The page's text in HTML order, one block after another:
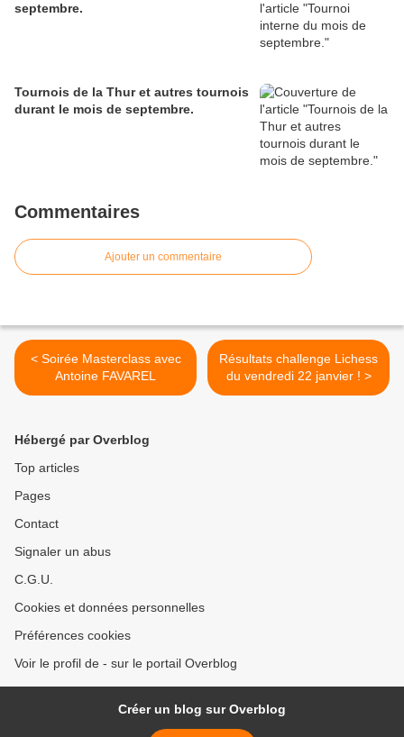
septembre.
Tournois de la Thur et autres tournois
durant le mois de septembre.
Commentaires
Ajouter un commentaire
< Soirée Masterclass avec
Antoine FAVAREL
Résultats challenge Lichess
du vendredi 22 janvier ! >
Hébergé par Overblog
Top articles
Pages
Contact
Signaler un abus
C.G.U.
Cookies et données personnelles
Préférences cookies
Voir le profil de - sur le portail Overblog
Créer un blog sur Overblog